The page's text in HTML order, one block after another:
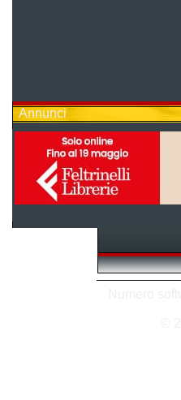
Annunci